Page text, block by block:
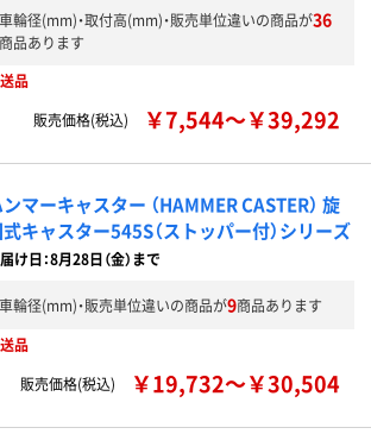
車輪径(mm)・取付高(mm)・販売単位違いの商品が36
商品あります
品
販売価格(税込)
￥7,544～￥39,292
マーキャスター （HAMMER CASTER） 旋
キャスター545S（ストッパー付）シリーズ
け日：8月28日（金）まで
車輪径(mm)・販売単位違いの商品が9商品あります
品
販売価格(税込)
￥19,732～￥30,504